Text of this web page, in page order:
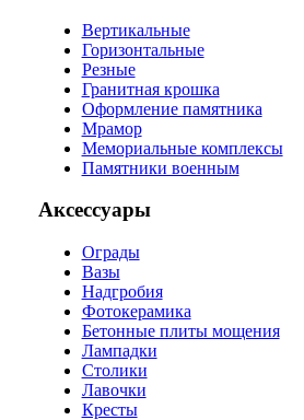
Вертикальные
Горизонтальные
Резные
Гранитная крошка
Оформление памятника
Мрамор
Мемориальные комплексы
Памятники военным
Аксессуары
Ограды
Вазы
Надгробия
Фотокерамика
Бетонные плиты мощения
Лампадки
Столики
Лавочки
Кресты